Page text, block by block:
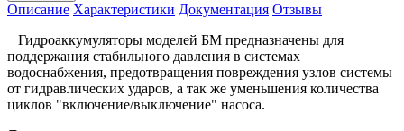
Описание Характеристики Документация Отзывы
Гидроаккумуляторы моделей БМ предназначены для
поддержания стабильного давления в системах
водоснабжения, предотвращения повреждения узлов системы
от гидравлических ударов, а так же уменьшения количества
циклов "включение/выключение" насоса.